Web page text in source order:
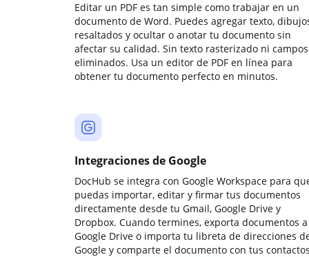
Editar un PDF es tan simple como trabajar en un
documento de Word. Puedes agregar texto,
resaltados y ocultar o anotar tu documento sin
afectar su calidad. Sin texto rasterizado ni campos
eliminados. Usa un editor de PDF en línea para
obtener tu documento perfecto en minutos.
Integraciones de Google
DocHub se integra con Google Workspace para
puedas importar, editar y firmar tus documentos
directamente desde tu Gmail, Google Drive y
Dropbox. Cuando termines, exporta documentos a
Google Drive o importa tu libreta de direcciones
Google y comparte el documento con tus